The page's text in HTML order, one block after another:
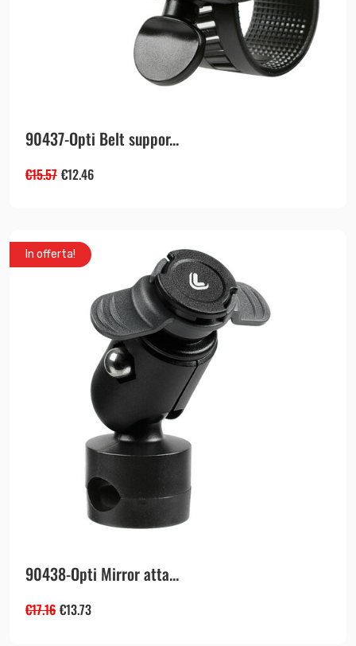
90437-Opti Belt suppor...
€15.57 €12.46
In offerta!
90438-Opti Mirror atta...
€17.16 €13.73